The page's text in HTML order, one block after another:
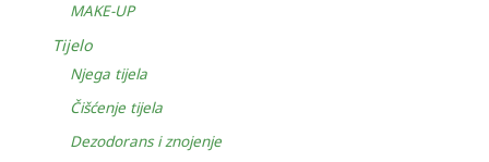
MAKE-UP
Tijelo
Njega tijela
Čišćenje tijela
Dezodorans i znojenje